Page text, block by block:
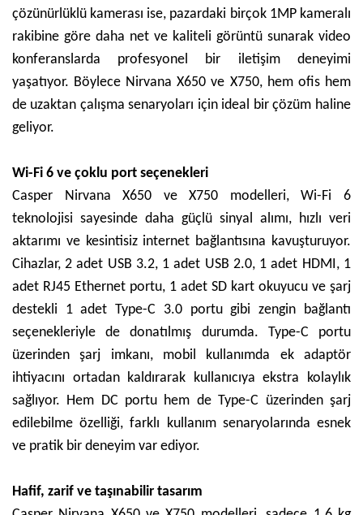
çözünürlüklü kamerası ise, pazardaki birçok 1MP kameralı
rakibine göre daha net ve kaliteli görüntü sunarak video
konferanslarda profesyonel bir iletişim deneyimi
yaşatıyor. Böylece Nirvana X650 ve X750, hem ofis hem
de uzaktan çalışma senaryoları için ideal bir çözüm haline
geliyor.
Wi-Fi 6 ve çoklu port seçenekleri
Casper Nirvana X650 ve X750 modelleri, Wi-Fi 6
teknolojisi sayesinde daha güçlü sinyal alımı, hızlı veri
aktarımı ve kesintisiz internet bağlantısına kavuşturuyor.
Cihazlar, 2 adet USB 3.2, 1 adet USB 2.0, 1 adet HDMI, 1
adet RJ45 Ethernet portu, 1 adet SD kart okuyucu ve şarj
destekli 1 adet Type-C 3.0 portu gibi zengin bağlantı
seçenekleriyle de donatılmış durumda. Type-C portu
üzerinden şarj imkanı, mobil kullanımda ek adaptör
ihtiyacını ortadan kaldırarak kullanıcıya ekstra kolaylık
sağlıyor. Hem DC portu hem de Type-C üzerinden şarj
edilebilme özelliği, farklı kullanım senaryolarında esnek
ve pratik bir deneyim var ediyor.
Hafif, zarif ve taşınabilir tasarım